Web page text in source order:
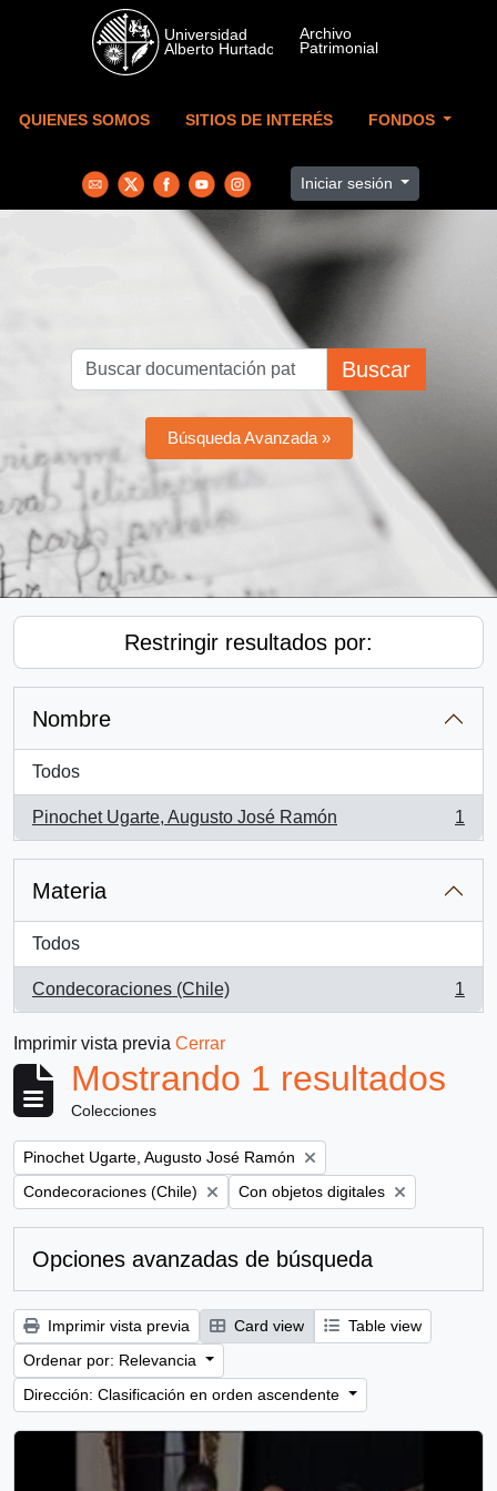
Skip to main content
QUIENES SOMOS SITIOS DE INTERÉS FONDOS
Iniciar sesión
Buscar
Búsqueda Avanzada »
Restringir resultados por:
Nombre
Todos
Pinochet Ugarte, Augusto José Ramón
, 1 resultados
1
Materia
Todos
Condecoraciones (Chile)
, 1 resultados
1
Imprimir vista previa Cerrar
Mostrando 1 resultados
Colecciones
Remove filter:
Pinochet Ugarte, Augusto José Ramón
Remove filter:
Condecoraciones (Chile) Remove filter:
Con objetos digitales
Opciones avanzadas de búsqueda
Imprimir vista previa Card view
Table view
Ordenar por: Relevancia
Dirección: Clasificación en orden ascendente